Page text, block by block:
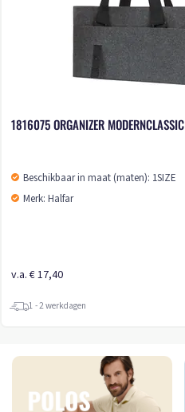
1816075 ORGANIZER MODERNCLASSIC
Beschikbaar in maat (maten): 1SIZE
Merk: Halfar
v.a. € 17,40
1 - 2 werkdagen